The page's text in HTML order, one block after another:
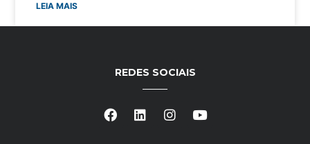
LEIA MAIS
REDES SOCIAIS